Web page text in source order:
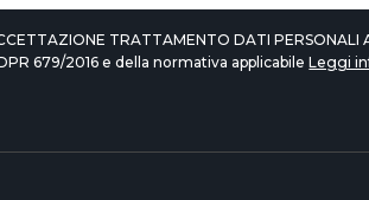
TRATTAMENTO DATI PERSONALI
679/2016 e della normativa applicabileLeggi